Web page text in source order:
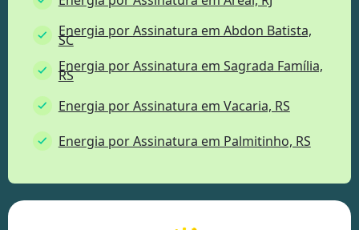
Energia por Assinatura em Abdon Batista,
SC
Energia por Assinatura em Sagrada Família,
RS
Energia por Assinatura em Vacaria, RS
Energia por Assinatura em Palmitinho, RS